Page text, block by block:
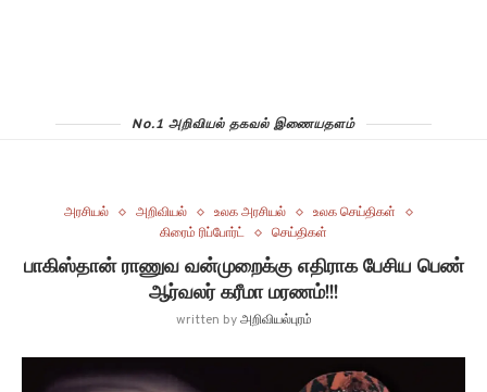
No.1 அறிவியல் தகவல் இணையதளம்
அரசியல் அறிவியல் உலக அரசியல்
உலக செய்திகள்
கிரைம் ரிப்போர்ட்
செய்திகள்
பாகிஸ்தான் ராணுவ வன்முறைக்கு எதிராக பேசிய பெண்
ஆர்வலர் கரீமா மரணம்!!!
written byஅறிவியல்புரம்